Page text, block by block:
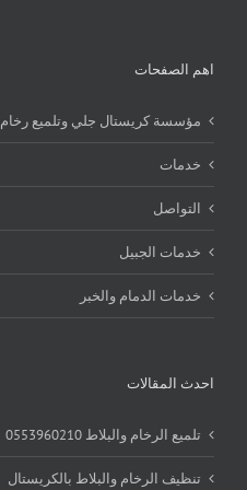
اهم الصفحات
مؤسسة كريستال جلي وتلميع رخام
خدمات
التواصل
خدمات الجبيل
خدمات الدمام والخبر
احدث المقالات
تلميع الرخام والبلاط 0553960210
تنظيف الرخام والبلاط بالكريستال